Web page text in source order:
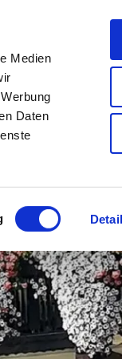
Medien
Daten
Dirndl
Area
Urlaub buchen
Unterkunftsuche
Urlaub mit Hund
Gruppenreisen
Barrierefrei